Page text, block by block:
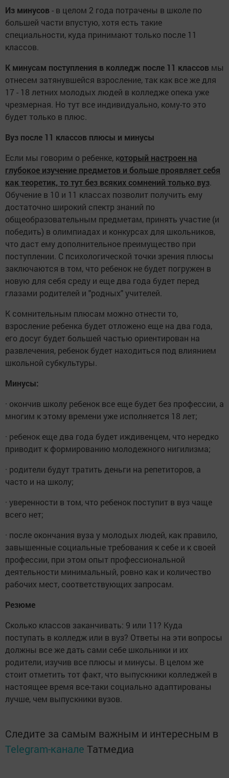
Из минусов- в целом 2 года потрачены в школе по
большей части впустую, хотя есть такие
специальности, куда принимают только после 11
классов.
К минусам поступления в колледж после 11 классов мы
отнесем затянувшейся взросление, так как все же для
17 - 18 летних молодых людей в колледже опека уже
чрезмерная. Но тут все индивидуально, кому-то это
будет только в плюс.
Вуз после 11 классов плюсы и минусы
Если мы говорим о ребенке, который настроен на
глубокое изучение предметов и больше проявляет себя
как теоретик, то тут без всяких сомнений только вуз.
Обучение в 10 и 11 классах позволит получить ему
достаточно широкий спектр знаний по
общеобразовательным предметам, принять участие (и
победить) в олимпиадах и конкурсах для школьников,
что даст ему дополнительное преимущество при
поступлении. С психологической точки зрения плюсы
заключаются в том, что ребенок не будет погружен в
новую для себя среду и еще два года будет перед
глазами родителей и "родных" учителей.
К сомнительным плюсам можно отнести то,
взросление ребенка будет отложено еще на два года,
его досуг будет большей частью ориентирован на
развлечения, ребенок будет находиться под влиянием
школьной субкультуры.
Минусы:
· окончив школу ребенок все еще будет без профессии, а
многим к этому времени уже исполняется 18 лет;
· ребенок еще два года будет иждивенцем, что нередко
приводит к формированию молодежного нигилизма;
· родители будут тратить деньги на репетиторов, а
часто и на школу;
· уверенности в том, что ребенок поступит в вуз чаще
всего нет;
· после окончания вуза у молодых людей, как правило,
завышенные социальные требования к себе и к своей
профессии, при этом опыт профессиональной
деятельности минимальный, ровно как и количество
рабочих мест, соответствующих запросам.
Резюме
Сколько классов заканчивать: 9 или 11? Куда
поступать в колледж или в вуз? Ответы на эти вопросы
должны все же дать сами себе школьники и их
родители, изучив все плюсы и минусы. В целом же
стоит отметить тот факт, что выпускники колледжей в
настоящее время все-таки социально адаптированы
лучше, чем выпускники вузов.
Следите за самым важным и интересным в
Telegram-канале Татмедиа